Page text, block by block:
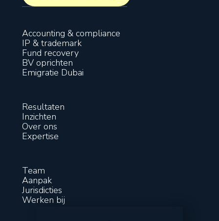
Accounting & compliance
IP & trademark
Fund recovery
BV oprichten
Emigratie Dubai
Resultaten
Inzichten
Over ons
Expertise
Team
Aanpak
Jurisdicties
Werken bij